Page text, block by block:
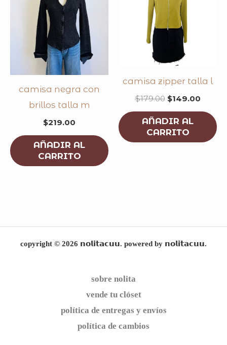
camisa negra con
brillos talla m
$219.00
AÑADIR AL
CARRITO
camisa zipper talla l
$179.00 $149.00
AÑADIR AL
CARRITO
copyright © 2026 𝗻𝗼𝗹𝗶𝘁𝗮𝗰𝘂𝘂. powered by 𝗻𝗼𝗹𝗶𝘁𝗮𝗰𝘂𝘂.
sobre nolita
vende tu clóset
política de entregas y envíos
política de cambios